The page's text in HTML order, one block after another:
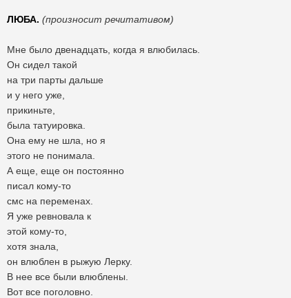
ЛЮБА. (произносит речитативом)
Мне было двенадцать, когда я влюбилась.
Он сидел такой
на три парты дальше
и у него уже,
прикиньте,
была татуировка.
Она ему не шла, но я
этого не понимала.
А еще, еще он постоянно
писал кому-то
смс на переменах.
Я уже ревновала к
этой кому-то,
хотя знала,
он влюблен в рыжую Лерку.
В нее все были влюблены.
Вот все поголовно.